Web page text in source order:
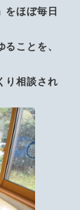
をほぼ毎日
ことを、
り相談され